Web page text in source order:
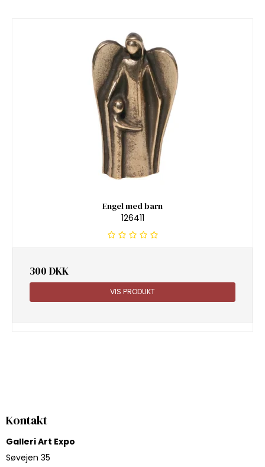
Engel med barn
126411
300 DKK
VIS PRODUKT
Kontakt
Galleri Art Expo
Søvejen 35